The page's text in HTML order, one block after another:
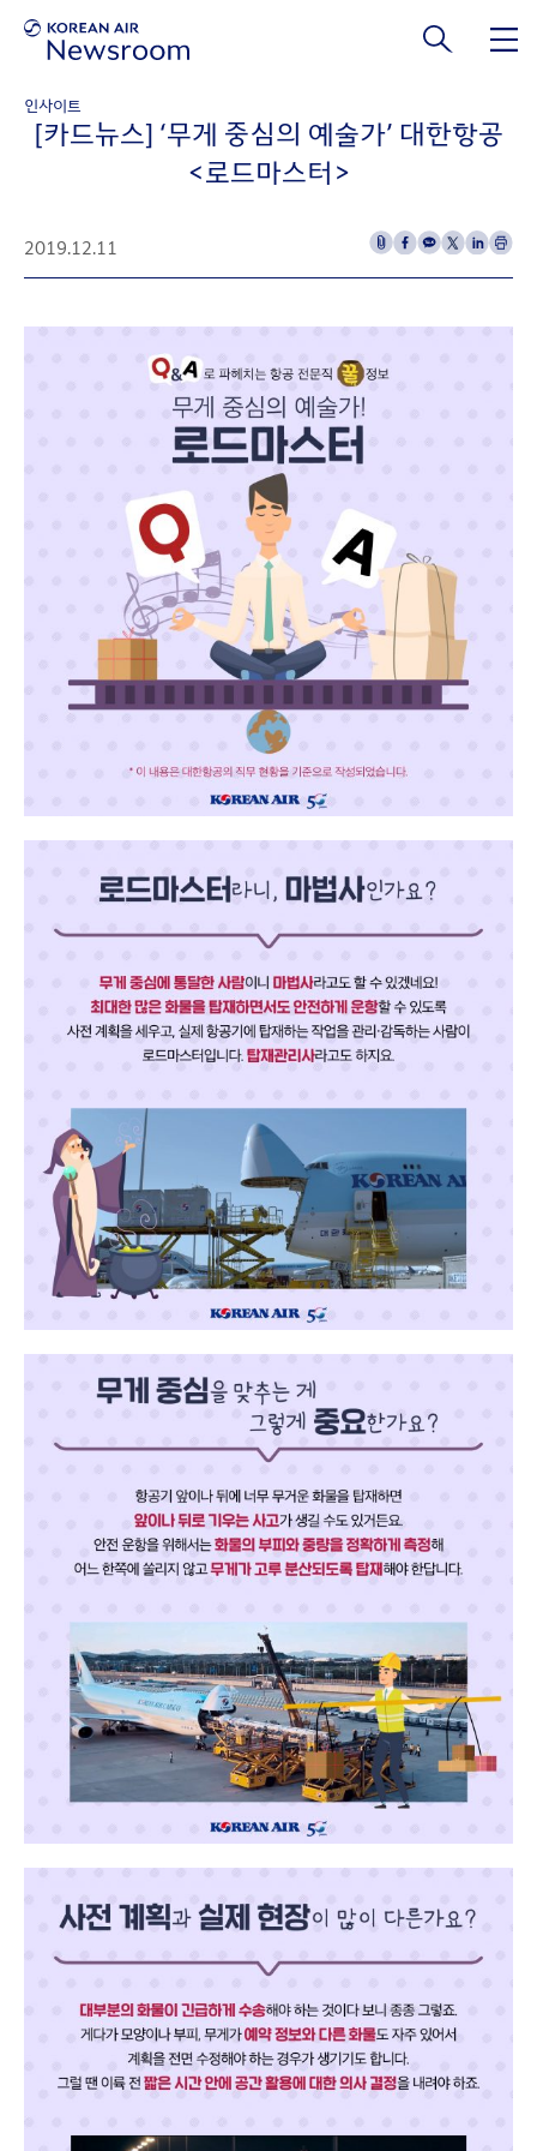
인사이트
[카드뉴스] ‘무게 중심의 예술가’ 대한항공
<로드마스터>
2019.12.11